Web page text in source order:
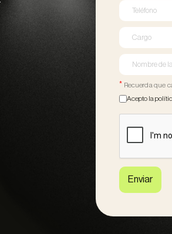
* Recuerda que
Acepto la
Enviar